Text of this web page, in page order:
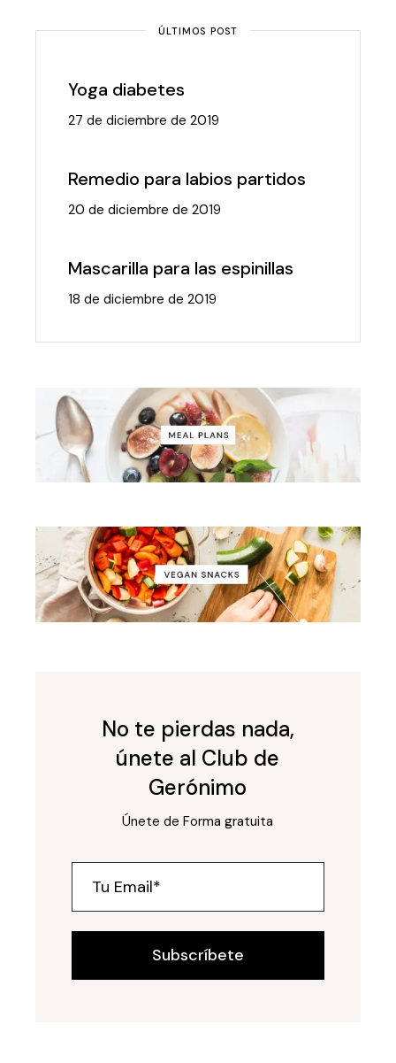
entradasÚLTIMOS POST
Yoga diabetes
27 de diciembre de 2019
Remedio para labios partidos
20 de diciembre de 2019
Mascarilla para las espinillas
18 de diciembre de 2019
No te pierdas nada,
únete al Club de
Gerónimo
Únete de Forma gratuita
Subscríbete